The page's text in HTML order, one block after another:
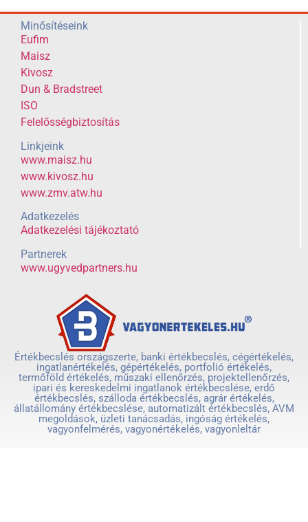
Minősítéseink
Eufim
Maisz
Kivosz
Dun & Bradstreet
ISO
Felelősségbiztosítás
Linkjeink
www.maisz.hu
www.kivosz.hu
www.zmv.atw.hu
Adatkezelés
Adatkezelési tájékoztató
Partnerek
www.ugyvedpartners.hu
Értékbecslés országszerte, banki értékbecslés, cégértékelés,
ingatlanértékelés, gépértékelés, portfolió értékelés,
termőföld értékelés, műszaki ellenőrzés, projektellenőrzés,
ipari és kereskedelmi ingatlanok értékbecslése, erdő
értékbecslés, szálloda értékbecslés, agrár értékelés,
állatállomány értékbecslése, automatizált értékbecslés, AVM
megoldások, üzleti tanácsadás, ingóság értékelés,
vagyonfelmérés, vagyonértékelés, vagyonleltár